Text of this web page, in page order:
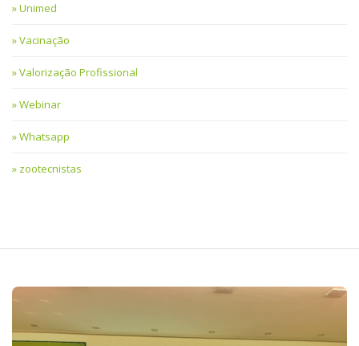
Unimed
Vacinação
Valorização Profissional
Webinar
Whatsapp
zootecnistas